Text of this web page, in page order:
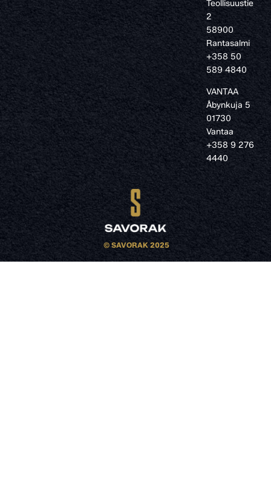
Teollisuustie
2
58900
Rantasalmi
+358 50
589 4840
VANTAA
Åbynkuja 5
01730
Vantaa
+358 9 276
4440
© SAVORAK 2025